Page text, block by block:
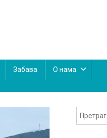
Забава О нама